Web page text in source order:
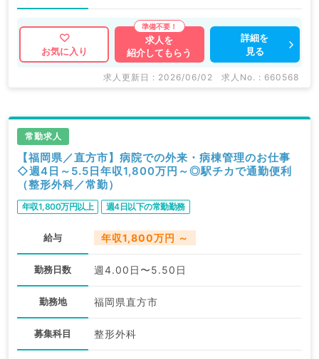
お気に入り
求人を
紹介してもらう
詳細を
見る
求人更新日 : 2026/06/02 求人No. : 660568
常勤求人
【福岡県／直方市】病院での外来・病棟管理のお仕事
◇週4日～5.5日年収1,800万円～◎駅チカで通勤便利
（整形外科／常勤）
年収1,800万円以上 週4日以下の常勤勤務
給与 年収1,800万円 ～
勤務日数 週4.00日〜5.50日
勤務地 福岡県直方市
募集科目 整形外科